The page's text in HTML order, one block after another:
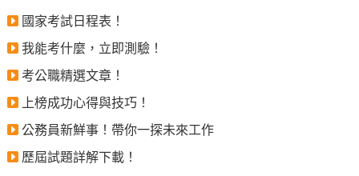
國家考試日程表！
我能考什麼，立即測驗！
考公職精選文章！
上榜成功心得與技巧！
公務員新鮮事！帶你一探未來工作
歷屆試題詳解下載！